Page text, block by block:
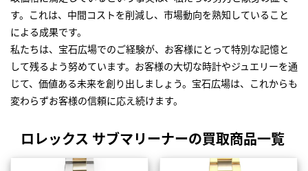
す。これは、中間コストを削減し、市場動向を熟知していること
による成果です。
私たちは、宝石広場でのご経験が、お客様にとって特別な記憶と
して残るよう努めています。お客様の大切な時計やジュエリーを通
じて、価値ある未来を創り出しましょう。宝石広場は、これからも
変わらずお客様の信頼に応え続けます。
ロレックス サブマリーナーの買取商品一覧